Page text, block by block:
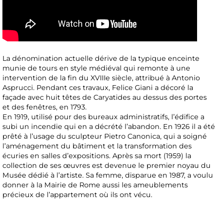
La dénomination actuelle dérive de la typique enceinte
munie de tours en style médiéval qui remonte à une
intervention de la fin du XVIIIe siècle, attribué à Antonio
Asprucci. Pendant ces travaux, Felice Giani a décoré la
façade avec huit têtes de Caryatides au dessus des portes
et des fenêtres, en 1793.
En 1919, utilisé pour des bureaux administratifs, l’édifice a
subi un incendie qui en a décrété l’abandon. En 1926 il a été
prêté à l’usage du sculpteur Pietro Canonica, qui a soigné
l’aménagement du bâtiment et la transformation des
écuries en salles d’expositions. Après sa mort (1959) la
collection de ses œuvres est devenue le premier noyau du
Musée dédié à l’artiste. Sa femme, disparue en 1987, a voulu
donner à la Mairie de Rome aussi les ameublements
précieux de l’appartement où ils ont vécu.